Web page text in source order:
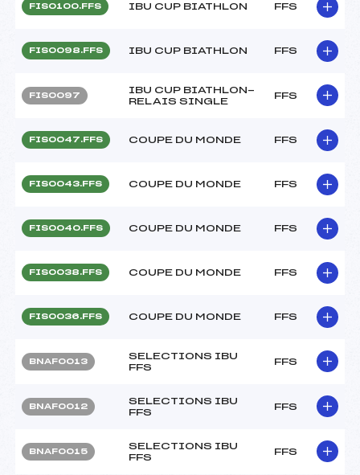
FIS0100.FFS IBU CUP BIATHLON FFS
FIS0098.FFS IBU CUP BIATHLON FFS
FIS0097
IBU CUP BIATHLON-
RELAIS SINGLE
FFS
FIS0047.FFS COUPE DU MONDE FFS
FIS0043.FFS COUPE DU MONDE FFS
FIS0040.FFS COUPE DU MONDE FFS
FIS0038.FFS COUPE DU MONDE FFS
FIS0036.FFS COUPE DU MONDE FFS
BNAF0013
SELECTIONS IBU
FFS
FFS
BNAF0012
SELECTIONS IBU
FFS
FFS
BNAF0015
SELECTIONS IBU
FFS
FFS